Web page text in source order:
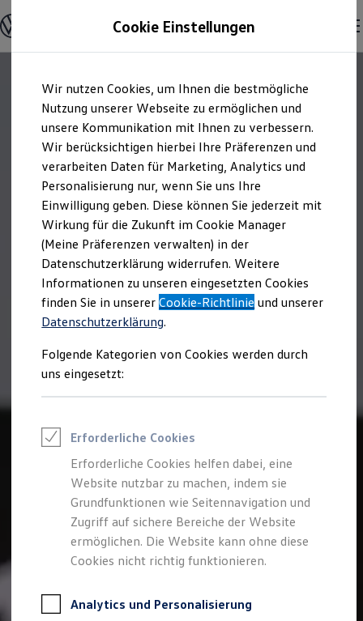
Hauptinhalt
springen
Footer
springen
Offene Stellen entdecken
Einstiegsmöglichkeiten
Schüler
Schülerpraktikum
Schüler Ferienjobs
Einstiegsqualifizierung
Studenten
Praktikum
Abschlussarbeit
Master-Stipendium
Auslandspraktikum
Jobs in Semesterferien
Werkstudentin / Werkstudent
Absolventen
StartUp Direct
Doktorandenprogramm
Volontariat
Berufserfahrene
Direkteinstieg
Jobs in der Volkswagen Group
Jobs in Produktion und Logistik
Talentpool für Fach- und Führungsexpertinnen
Arbeiten bei VW
Was uns ausmacht
Wir bei Volkswagen
Onboarding und Einarbeitung
Unternehmensbereiche
Standorte
Verhaltensgrundsätze
Karriere Magazin
Talentpool
Deine Bewerbung
Onlinebewerbung: So geht's
Bewerbungstipps
Cookie Einstellungen
Wir nutzen Cookies, um Ihnen die bestmögliche
Nutzung unserer Webseite zu ermöglichen und
unsere Kommunikation mit Ihnen zu verbessern.
Wir berücksichtigen hierbei Ihre Präferenzen und
verarbeiten Daten für Marketing, Analytics und
Personalisierung nur, wenn Sie uns Ihre
Einwilligung geben. Diese können Sie jederzeit mit
Wirkung für die Zukunft im Cookie Manager
(Meine Präferenzen verwalten) in der
Datenschutzerklärung widerrufen. Weitere
Informationen zu unseren eingesetzten Cookies
finden Sie in unsererCookie-Richtlinie und unserer
Datenschutzerklärung.
Folgende Kategorien von Cookies werden durch
uns eingesetzt:
Erforderliche Cookies
Erforderliche Cookies helfen dabei, eine
Website nutzbar zu machen, indem sie
Grundfunktionen wie Seitennavigation und
Zugriff auf sichere Bereiche der Website
ermöglichen. Die Website kann ohne diese
Cookies nicht richtig funktionieren.
Analytics und Personalisierung